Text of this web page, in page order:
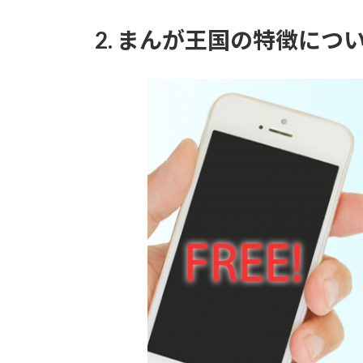
2. まんが王国の特徴につ